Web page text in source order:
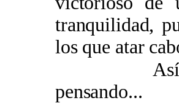
tranquilidad,
los que atar
Así iba
pensando...